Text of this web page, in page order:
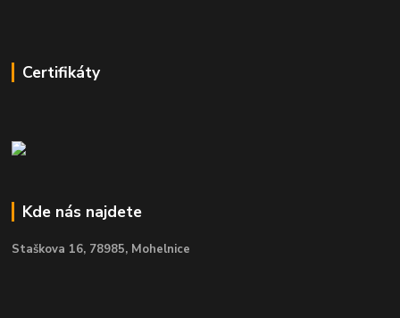
Certifikáty
Kde nás najdete
Staškova 16, 78985, Mohelnice